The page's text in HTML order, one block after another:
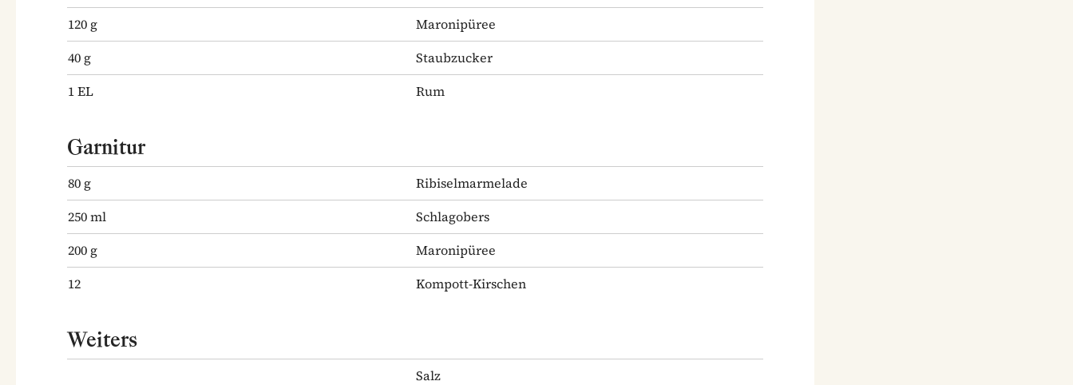
120 g
Maronipüree
40 g
Staubzucker
1EL Rum
Garnitur
80 g
Ribiselmarmelade
250ml
Schlagobers
200 g
Maronipüree
12
Kompott-Kirschen
Weiters
Salz